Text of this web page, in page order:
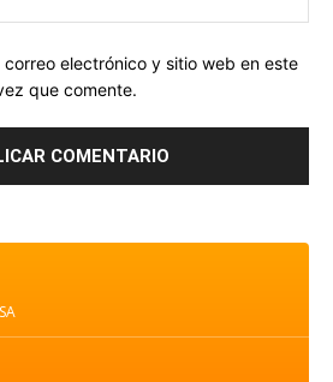
correo electrónico y sitio web en este
que comente.